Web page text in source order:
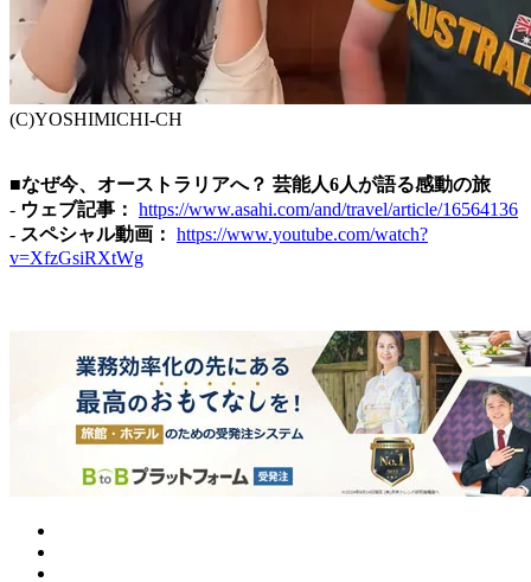
(C)YOSHIMICHI-CH
■なぜ今、オーストラリアへ？ 芸能人6人が語る感動の旅
- ウェブ記事： https://www.asahi.com/and/travel/article/16564136
- スペシャル動画： https://www.youtube.com/watch?
v=XfzGsiRXtWg